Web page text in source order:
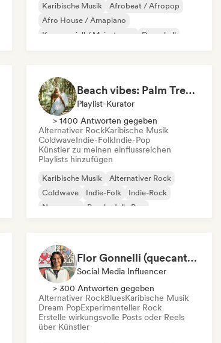
Karibische Musik
Afrobeat / Afropop
Afro House / Amapiano
Kommerziell / Mainstream
Dancehall
Beach vibes: Palm Tree Breezes 🌴 Indie Folk, Acoustic & Singer-Songwriter
Playlist-Kurator
> 1400 Antworten gegeben
Alternativer RockKaribische Musik
ColdwaveIndie-FolkIndie-Pop
Künstler zu meinen einflussreichen
Playlists hinzufügen
Karibische Musik
Alternativer Rock
Coldwave
Indie-Folk
Indie-Rock
New wave
Psychedelic Pop
Flor Gonnelli (quecantaste) - Content Creator
Social Media Influencer
> 300 Antworten gegeben
Alternativer RockBluesKaribische Musik
Dream PopExperimenteller Rock
Erstelle wirkungsvolle Posts oder Reels
über Künstler